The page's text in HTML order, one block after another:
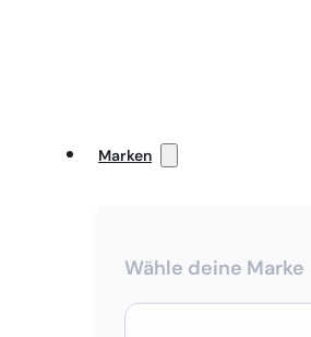
Marken
Wähle deine Marke